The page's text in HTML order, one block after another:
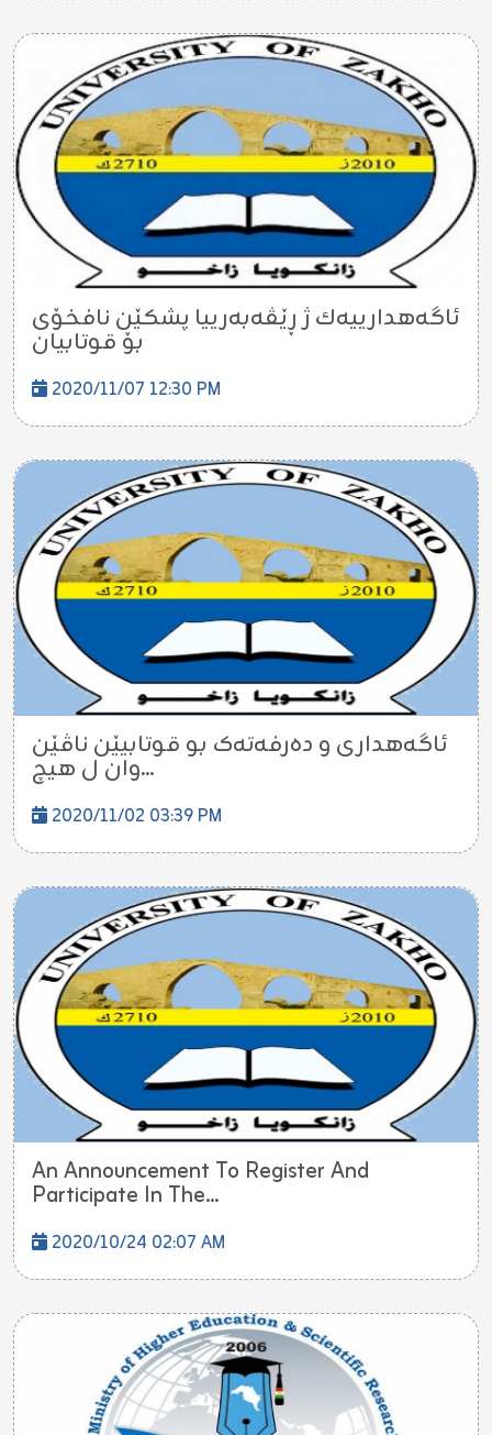
ئاگەهدارییەك ژ ڕێڤەبەرییا پشکێن نافخۆی
بۆ قوتابیان
2020/11/07 12:30 PM
ئاگه‌هدارى و دەرفەتەک بو قوتابیێن ناڤێن
وان ل ھیچ...
2020/11/02 03:39 PM
An Announcement To Register And
Participate In The...
2020/10/24 02:07 AM